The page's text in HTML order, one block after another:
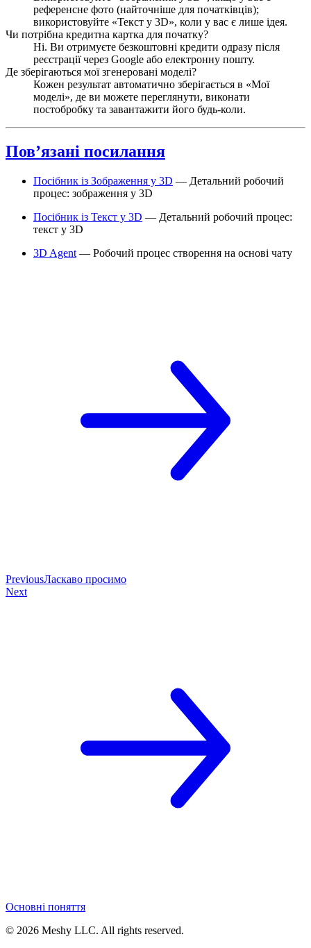
референсне фото (найточніше для початківців);
використовуйте «Текст у 3D», коли у вас є лише ідея.
Чи потрібна кредитна картка для початку?
Ні. Ви отримуєте безкоштовні кредити одразу після
реєстрації через Google або електронну пошту.
Де зберігаються мої згенеровані моделі?
Кожен результат автоматично зберігається в «Мої
моделі», де ви можете переглянути, виконати
постобробку та завантажити його будь-коли.
Пов’язані посилання
Посібник із Зображення у 3D — Детальний робочий
процес: зображення у 3D
Посібник із Текст у 3D — Детальний робочий процес:
текст у 3D
3D Agent — Робочий процес створення на основі чату
PreviousЛаскаво просимо
Next
Основні поняття
© 2026 Meshy LLC. All rights reserved.